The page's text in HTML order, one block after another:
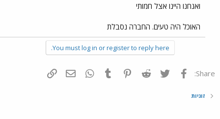
ואנחנו היינו אצל חמותי
האוכל היה טעים. החברה נסבלת
You must log in or register to reply here.
Share: פייסבוק Twitter
Reddit
Pinterest
Tumblr
WhatsAppדואר אלקטרוני
זוגיות